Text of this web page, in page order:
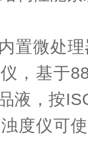
内置微处
，基于
液，按
度仪可